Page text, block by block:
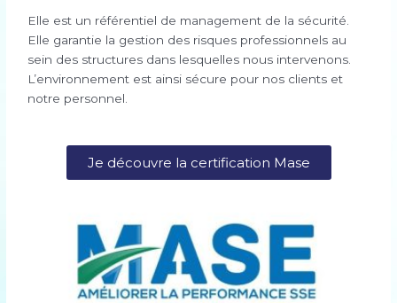
Elle est un référentiel de management de la sécurité.
Elle garantie la gestion des risques professionnels au
sein des structures dans lesquelles nous intervenons.
L’environnement est ainsi sécure pour nos clients et
notre personnel.
Je découvre la certification Mase